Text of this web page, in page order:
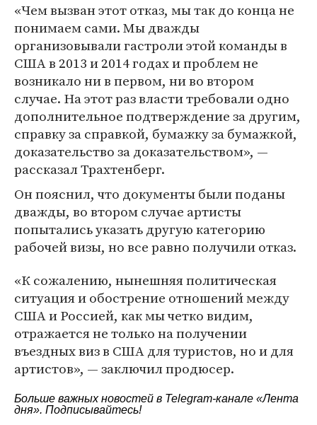
«Чем вызван этот отказ, мы так до конца не
понимаем сами. Мы дважды
организовывали гастроли этой команды в
США в 2013 и 2014 годах и проблем не
возникало ни в первом, ни во втором
случае. На этот раз власти требовали одно
дополнительное подтверждение за другим,
справку за справкой, бумажку за бумажкой,
доказательство за доказательством», —
рассказал Трахтенберг.
Он пояснил, что документы были поданы
дважды, во втором случае артисты
попытались указать другую категорию
рабочей визы, но все равно получили отказ.
«К сожалению, нынешняя политическая
ситуация и обострение отношений между
США и Россией, как мы четко видим,
отражается не только на получении
въездных виз в США для туристов, но и для
артистов», — заключил продюсер.
Больше важных новостей в Telegram-канале «Лента
дня». Подписывайтесь!